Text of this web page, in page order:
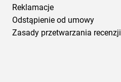
Reklamacje
Odstąpienie od umowy
Zasady przetwarzania recenzji